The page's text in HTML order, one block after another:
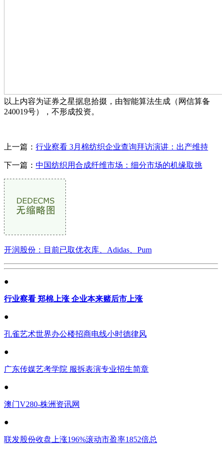
以上内容为证券之星据息拾掇，由智能算法生成（网信算备
240019号），不形成投资。
上一篇： 行业察看 3月棉纺织企业查询拜访演讲：出产维持
下一篇： 中国纺织用合成纤维市场：细分市场的机缘取挑
开润股份：目前已取优衣库、Adidas、Pum
●
行业察看 郑棉上涨 企业本来赌后市上涨
●
孔雀艺术世界办公楼招商电线小时德律风
●
广东传媒艺考学院 服拆表演专业招生简章
●
澳门V280-株洲资讯网
●
联发股份收盘上涨196%滚动市盈率1852倍总